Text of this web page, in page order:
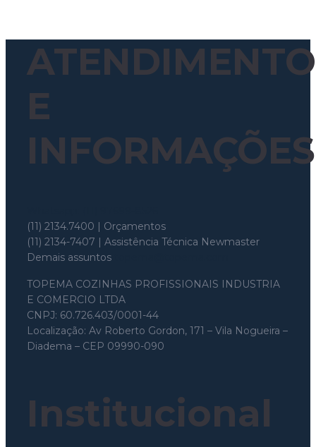
ATENDIMENTO
E
INFORMAÇÕES
(11) 2134.7400 | Orçamentos
(11) 2134-7407 | Assistência Técnica Newmaster
Demais assuntos
TOPEMA COZINHAS PROFISSIONAIS INDUSTRIA
E COMERCIO LTDA
CNPJ: 60.726.403/0001-44
Localização: Av Roberto Gordon, 171 – Vila Nogueira –
Diadema – CEP 09990-090
Institucional